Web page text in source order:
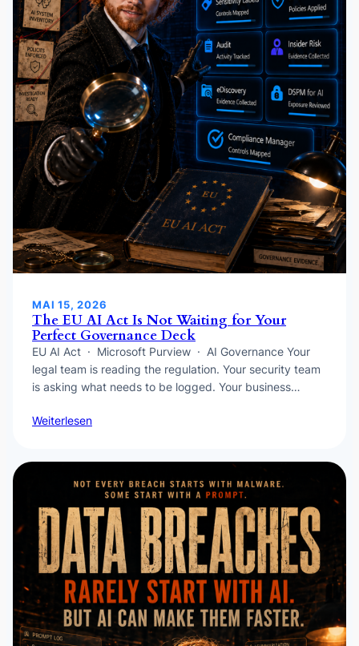
MAI 15, 2026
The EU AI Act Is Not Waiting for Your
Perfect Governance Deck
EU AI Act · Microsoft Purview · AI Governance Your
legal team is reading the regulation. Your security team
is asking what needs to be logged. Your business…
Weiterlesen